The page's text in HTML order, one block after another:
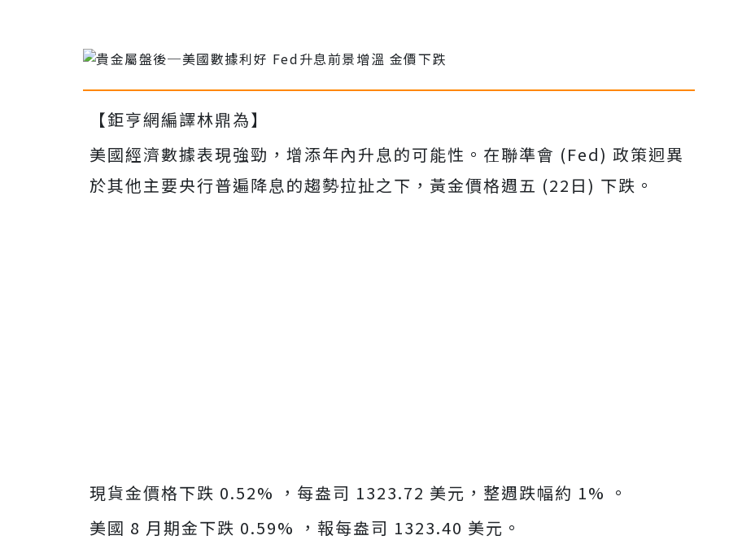
【鉅亨網編譯林鼎為】
美國經濟數據表現強勁，增添年內升息的可能性。在聯準會 (Fed) 政策迥異
於其他主要央行普遍降息的趨勢拉扯之下，黃金價格週五 (22日) 下跌。
現貨金價格下跌 0.52% ，每盎司 1323.72 美元，整週跌幅約 1% 。
美國 8 月期金下跌 0.59% ，報每盎司 1323.40 美元。